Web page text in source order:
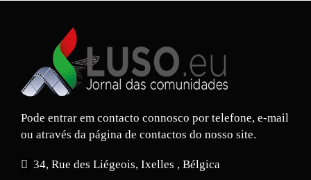
Pode entrar em contacto connosco por telefone, e-mail
ou através da página de contactos do nosso site.
34, Rue des Liégeois, Ixelles , Bélgica